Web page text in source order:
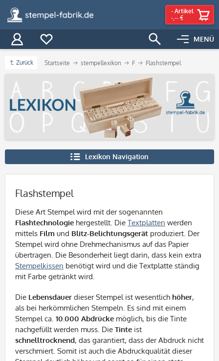
MENÜ
- Artikel
-,-- €
Zurück Startseite stempellexikon F Flashstempel
Lexikon Navigation
Flashstempel
Diese Art Stempel wird mit der sogenannten
Flashtechnologie hergestellt. Die Textplatten werden
mittels Film und Blitz-Belichtungsgerät produziert. Der
Stempel wird ohne Drehmechanismus auf das Papier
übertragen. Die Besonderheit liegt darin, dass kein extra
Stempelkissen benötigt wird und die Textplatte ständig
mit Farbe getränkt wird.
Die Lebensdauer dieser Stempel ist wesentlich höher,
als bei herkömmlichen Stempeln. Es sind mit einem
Stempel ca. 10.000 Abdrücke möglich, bis die Tinte
nachgefüllt werden muss. Die Tinte ist
schnelltrocknend, das garantiert, dass der Abdruck nicht
verschmiert. Somit ist auch die Abdruckqualität dieser